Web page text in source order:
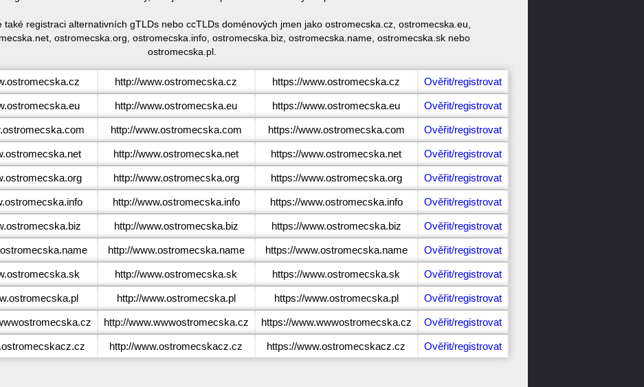
také registraci alternativních gTLDs nebo ccTLDs doménových jmen jako ostromecska.cz, ostromecska.eu,
ostromecska.org, ostromecska.info, ostromecska.biz, ostromecska.name, ostromecska.sk nebo
ostromecska.pl.
http://www.ostromecska.cz https://www.ostromecska.cz Ověřit/registrovat
http://www.ostromecska.eu https://www.ostromecska.eu Ověřit/registrovat
http://www.ostromecska.com https://www.ostromecska.com Ověřit/registrovat
http://www.ostromecska.net https://www.ostromecska.net Ověřit/registrovat
http://www.ostromecska.org https://www.ostromecska.org Ověřit/registrovat
http://www.ostromecska.info https://www.ostromecska.info Ověřit/registrovat
http://www.ostromecska.biz https://www.ostromecska.biz Ověřit/registrovat
http://www.ostromecska.name https://www.ostromecska.name Ověřit/registrovat
http://www.ostromecska.sk https://www.ostromecska.sk Ověřit/registrovat
http://www.ostromecska.pl https://www.ostromecska.pl Ověřit/registrovat
http://www.wwwostromecska.cz https://www.wwwostromecska.cz Ověřit/registrovat
http://www.ostromecskacz.cz https://www.ostromecskacz.cz Ověřit/registrovat